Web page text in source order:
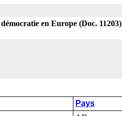
en Europe (Doc. 11203)
Pays